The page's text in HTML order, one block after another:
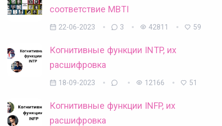
соответствие MBTI
22-06-2023 3 42811 59
Когнитивные функции INTP, их
расшифровка
18-09-2023 12166 51
Когнитивные функции INFP, их
расшифровка